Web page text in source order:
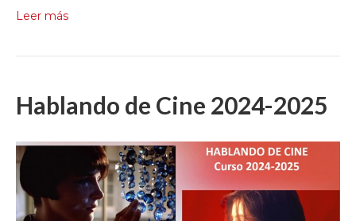
Leer más
Hablando de Cine 2024-2025